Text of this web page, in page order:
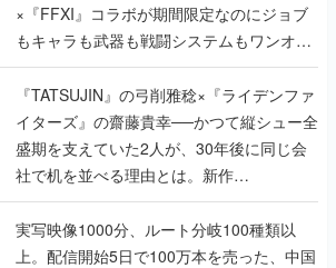
×『FFXI』コラボが期間限定なのにジョブ
もキャラも武器も戦闘システムもワンオフ
で作り込まれた理由を両ディレクターに聞
く
『TATSUJIN』の弓削雅稔×『ライデンファ
イターズ』の齋藤貴幸──かつて縦シュー全
盛期を支えていた2人が、30年後に同じ会
社で机を並べる理由とは。新作
『TATSUJIN EXTREME』で初タッグを組
んだレジェンド2人に訊く開発秘話
実写映像1000分、ルート分岐100種類以
上。配信開始5日で100万本を売った、中国